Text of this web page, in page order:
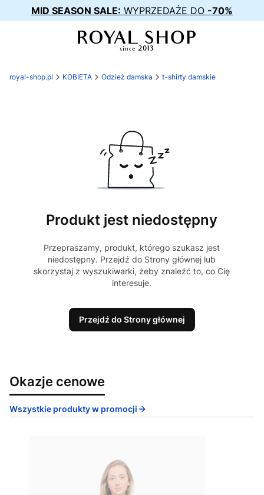
MID SEASON SALE: WYPRZEDAŻE DO -70%
royal-shop.pl KOBIETA Odzież damska t-shirty damskie
Produkt jest niedostępny
Przepraszamy, produkt, którego szukasz jest
niedostępny. Przejdź do Strony głównej lub
skorzystaj z wyszukiwarki, żeby znaleźć to, co Cię
interesuje.
Przejdź do Strony głównej
Okazje cenowe
Wszystkie produkty w promocji